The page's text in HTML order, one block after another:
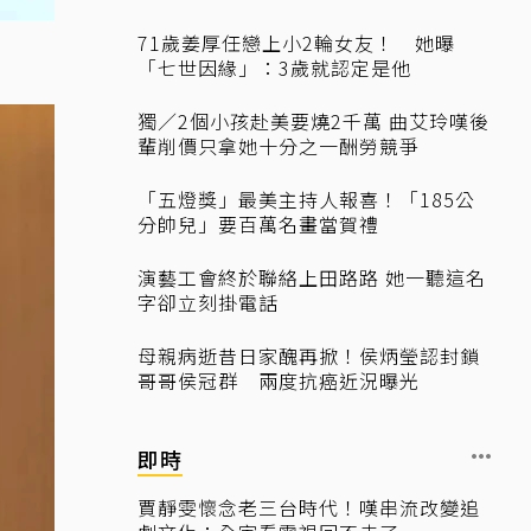
71歲姜厚任戀上小2輪女友！ 她曝
「七世因緣」：3歲就認定是他
獨／2個小孩赴美要燒2千萬 曲艾玲嘆後
輩削價只拿她十分之一酬勞競爭
「五燈獎」最美主持人報喜！「185公
分帥兒」要百萬名畫當賀禮
演藝工會終於聯絡上田路路 她一聽這名
字卻立刻掛電話
母親病逝昔日家醜再掀！侯炳瑩認封鎖
哥哥侯冠群 兩度抗癌近況曝光
即時
賈靜雯懷念老三台時代！嘆串流改變追